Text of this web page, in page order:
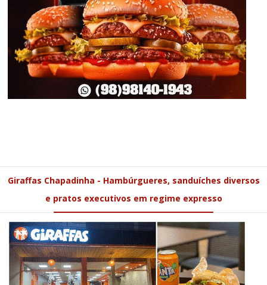
Giraffas Chapadinha - Hambúrgueres, sanduíches diversos
e pratos executivos em regime expresso